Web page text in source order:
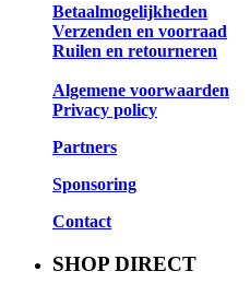
Betaalmogelijkheden
Verzenden en voorraad
Ruilen en retourneren
Algemene voorwaarden
Privacy policy
Partners
Sponsoring
Contact
SHOP DIRECT